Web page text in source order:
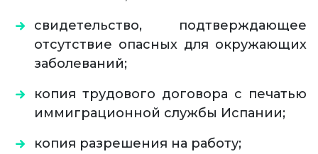
свидетельство, подтверждающее
отсутствие опасных для окружающих
заболеваний;
копия трудового договора с печатью
иммиграционной службы Испании;
копия разрешения на работу;